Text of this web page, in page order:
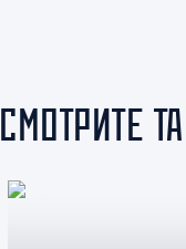
СМОТРИТЕ